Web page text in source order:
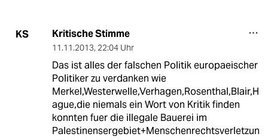
KS Kritische Stimme
11.11.2013, 22:04 Uhr
Das ist alles der falschen Politik europaeischer
Politiker zu verdanken wie
Merkel,Westerwelle,Verhagen,Rosenthal,Blair,H
ague,die niemals ein Wort von Kritik finden
konnten fuer die illegale Bauerei im
Palestinensergebiet+Menschenrechtsverletzun